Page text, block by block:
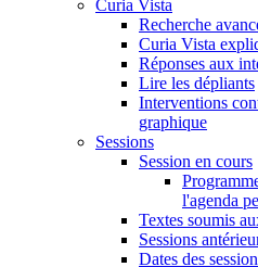
Curia Vista
Recherche
Curia Vista
Réponses aux
Lire les dépliants
Interventions
graphique
Sessions
Session en cours
l'agenda
Textes soumis
Sessions
Dates des